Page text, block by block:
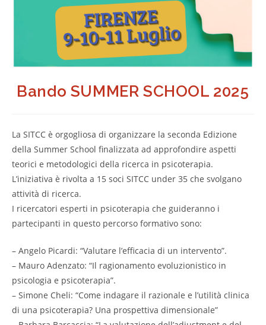
Bando SUMMER SCHOOL 2025
La SITCC è orgogliosa di organizzare la seconda Edizione
della Summer School finalizzata ad approfondire aspetti
teorici e metodologici della ricerca in psicoterapia.
L’iniziativa è rivolta a 15 soci SITCC under 35 che svolgano
attività di ricerca.
I ricercatori esperti in psicoterapia che guideranno i
partecipanti in questo percorso formativo sono:
– Angelo Picardi: “Valutare l’efficacia di un intervento”.
– Mauro Adenzato: “Il ragionamento evoluzionistico in
psicologia e psicoterapia”.
– Simone Cheli: “Come indagare il razionale e l’utilità clinica
di una psicoterapia? Una prospettiva dimensionale”